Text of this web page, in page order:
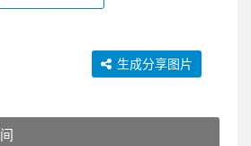
生成分享图片